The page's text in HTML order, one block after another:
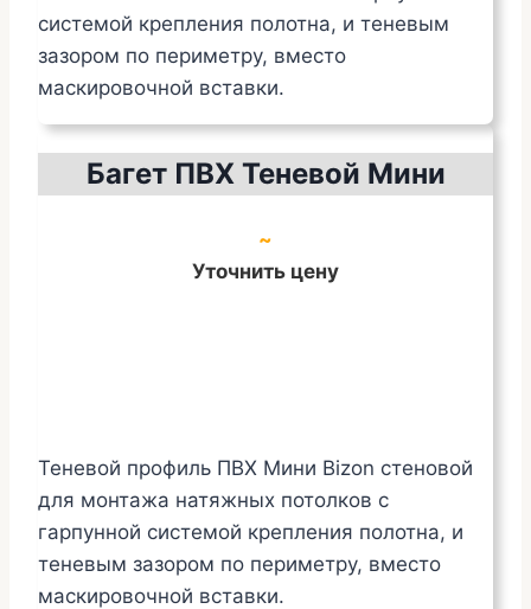
системой крепления полотна, и теневым
зазором по периметру, вместо
маскировочной вставки.
Багет ПВХ Теневой Мини
~
Уточнить цену
Теневой профиль ПВХ Мини Bizon стеновой
для монтажа натяжных потолков с
гарпунной системой крепления полотна, и
теневым зазором по периметру, вместо
маскировочной вставки.